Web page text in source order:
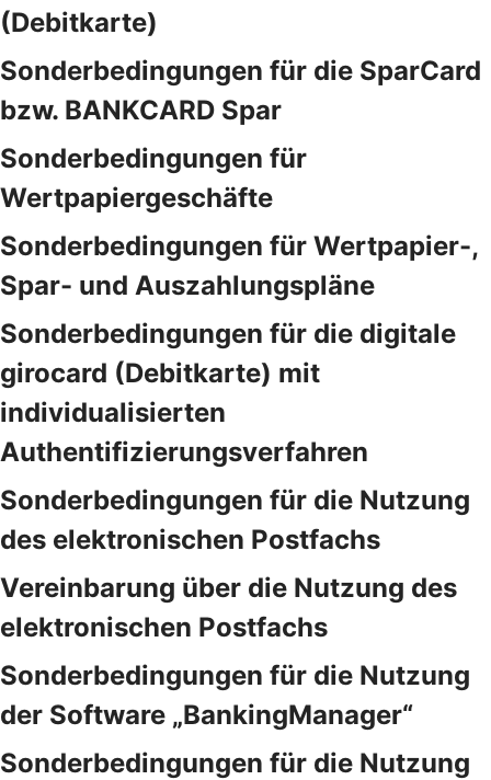
(Debitkarte)
Sonderbedingungen für die SparCard
bzw. BANKCARD Spar
Sonderbedingungen für
Wertpapiergeschäfte
Sonderbedingungen für Wertpapier-,
Spar- und Auszahlungspläne
Sonderbedingungen für die digitale
girocard (Debitkarte) mit
individualisierten
Authentifizierungsverfahren
Sonderbedingungen für die Nutzung
des elektronischen Postfachs
Vereinbarung über die Nutzung des
elektronischen Postfachs
Sonderbedingungen für die Nutzung
der Software „BankingManager“
Sonderbedingungen für die Nutzung